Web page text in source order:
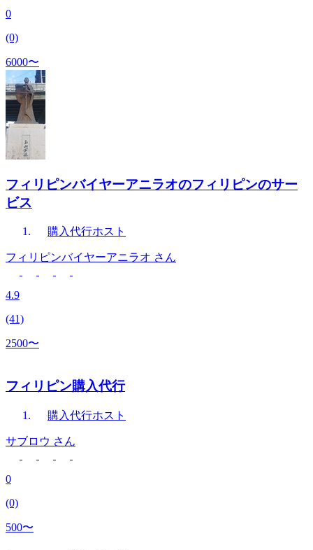
0
(0)
6000〜
フィリピンバイヤーアニラオのフィリピンのサー
ビス
購入代行ホスト
フィリピンバイヤーアニラオ さん
4.9
(41)
2500〜
フィリピン購入代行
購入代行ホスト
サブロウ さん
0
(0)
500〜